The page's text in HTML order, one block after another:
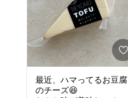
最近、ハマってるお豆腐
のチーズ😆